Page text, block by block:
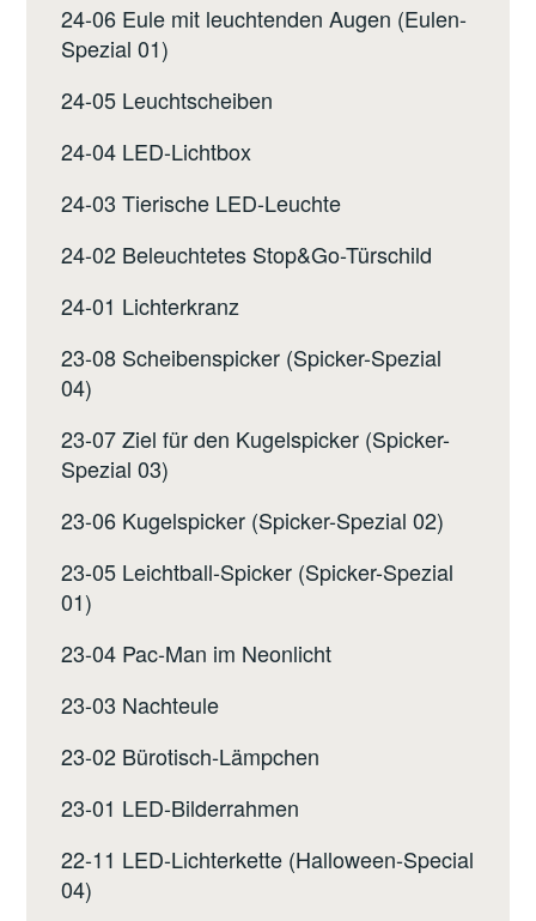
24-06 Eule mit leuchtenden Augen (Eulen-
Spezial 01)
24-05 Leuchtscheiben
24-04 LED-Lichtbox
24-03 Tierische LED-Leuchte
24-02 Beleuchtetes Stop&Go-Türschild
24-01 Lichterkranz
23-08 Scheibenspicker (Spicker-Spezial
04)
23-07 Ziel für den Kugelspicker (Spicker-
Spezial 03)
23-06 Kugelspicker (Spicker-Spezial 02)
23-05 Leichtball-Spicker (Spicker-Spezial
01)
23-04 Pac-Man im Neonlicht
23-03 Nachteule
23-02 Bürotisch-Lämpchen
23-01 LED-Bilderrahmen
22-11 LED-Lichterkette (Halloween-Special
04)